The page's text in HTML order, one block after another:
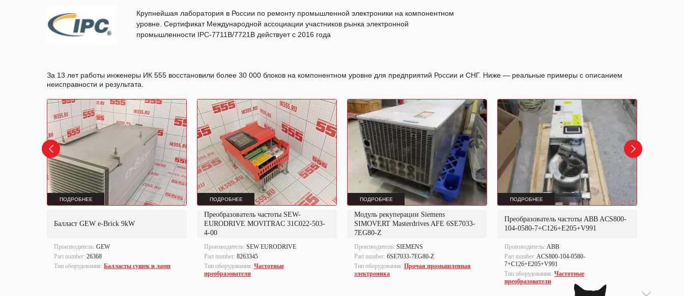
Крупнейшая лаборатория в России по ремонту промышленной электроники на компонентном
уровне. Сертификат Международной ассоциации участников рынка электронной
промышленности IPC-7711B/7721B действует с 2016 года
За 13 лет работы инженеры ИК 555 восстановили более 30 000 блоков на компонентном уровне для предприятий России и СНГ. Ниже — реальные примеры с описанием
неисправности и результата.
ПОДРОБНЕЕ
Балласт GEW e-Brick 9kW
Производитель: GEW
Part number: 26368
Тип оборудования: Балласты сушек и ламп
ПОДРОБНЕЕ
Преобразователь частоты SEW-
EURODRIVE MOVITRAC 31C022-503-
4-00
Производитель: SEW EURODRIVE
Part number: 8263345
Тип оборудования: Частотные
преобразователи
ПОДРОБНЕЕ
Модуль рекуперации Siemens
SIMOVERT Masterdrives AFE 6SE7033-
7EG80-Z
Производитель: SIEMENS
Part number: 6SE7033-7EG80-Z
Тип оборудования: Прочая промышленная
электроника
ПОДРОБНЕЕ
Преобразователь частоты ABB ACS800-
104-0580-7+C126+E205+V991
Производитель: ABB
Part number: ACS800-104-0580-
7+C126+E205+V991
Тип оборудования: Частотные
преобразователи